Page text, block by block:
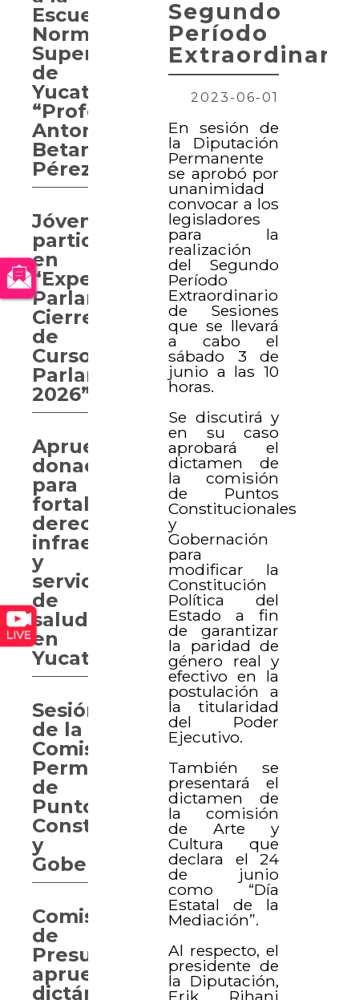
Segundo
Período
Extraordinario
2023-06-01
En sesión de
la Diputación
Permanente
se aprobó por
unanimidad
convocar a los
legisladores
para la
realización
del Segundo
Período
Extraordinario
de Sesiones
que se llevará
a cabo el
sábado 3 de
junio a las 10
horas.
Se discutirá y
en su caso
aprobará el
dictamen de
la comisión
de Puntos
Constitucionales
y
Gobernación
para
modificar la
Constitución
Política del
Estado a fin
de garantizar
la paridad de
género real y
efectivo en la
postulación a
la titularidad
del Poder
Ejecutivo.
También se
presentará el
dictamen de
la comisión
de Arte y
Cultura que
declara el 24
de junio
como “Día
Estatal de la
Mediación”.
Al respecto, el
presidente de
la Diputación,
Erik Rihani
Escuela
Normal
Superior
de
Yucatán
“Profesor
Antonio
Betancourt
Pérez”
Jóvenes
participan
en
“Experiencia
Parlamentaria.
Cierre
de
Curso
Parlamentario
2026”
Aprueban
donaciones
para
fortalecer
derechos,
infraestructura
y
servicios
de
salud
en
Yucatán
Sesión
de la
Comisión
Permanente
de
Puntos
Constitucionales
y
Gobernación
Comisión
de
Presupuesto
aprueba
dictámenes